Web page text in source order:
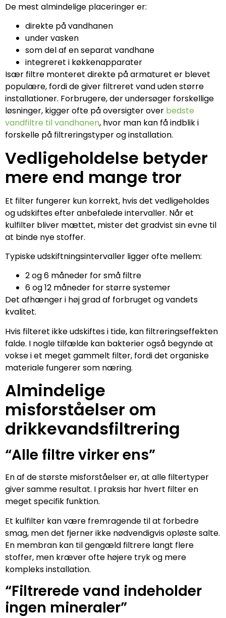
De mest almindelige placeringer er:
direkte på vandhanen
under vasken
som del af en separat vandhane
integreret i køkkenapparater
Især filtre monteret direkte på armaturet er blevet
populære, fordi de giver filtreret vand uden større
installationer. Forbrugere, der undersøger forskellige
løsninger, kigger ofte på oversigter over bedste
vandfiltre til vandhanen, hvor man kan få indblik i
forskelle på filtreringstyper og installation.
Vedligeholdelse betyder
mere end mange tror
Et filter fungerer kun korrekt, hvis det vedligeholdes
og udskiftes efter anbefalede intervaller. Når et
kulfilter bliver mættet, mister det gradvist sin evne til
at binde nye stoffer.
Typiske udskiftningsintervaller ligger ofte mellem:
2 og 6 måneder for små filtre
6 og 12 måneder for større systemer
Det afhænger i høj grad af forbruget og vandets
kvalitet.
Hvis filteret ikke udskiftes i tide, kan filtreringseffekten
falde. I nogle tilfælde kan bakterier også begynde at
vokse i et meget gammelt filter, fordi det organiske
materiale fungerer som næring.
Almindelige
misforståelser om
drikkevandsfiltrering
“Alle filtre virker ens”
En af de største misforståelser er, at alle filtertyper
giver samme resultat. I praksis har hvert filter en
meget specifik funktion.
Et kulfilter kan være fremragende til at forbedre
smag, men det fjerner ikke nødvendigvis opløste salte.
En membran kan til gengæld filtrere langt flere
stoffer, men kræver ofte højere tryk og mere
kompleks installation.
“Filtrerede vand indeholder
ingen mineraler”